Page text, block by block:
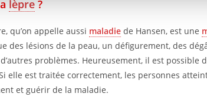
lèpre ?
qu’on appelle aussi maladie de Hansen, est une
des lésions de la peau, un défigurement, des
problèmes. Heureusement, il est possible
elle est traitée correctement, les personnes
et guérir de la maladie.